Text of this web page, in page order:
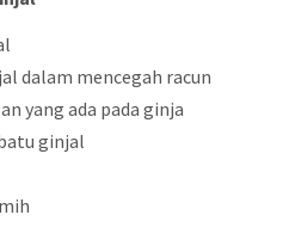
dalam mencegah racun
yang ada pada ginja
ginjal